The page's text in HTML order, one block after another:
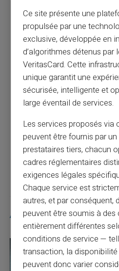
Fichage Banque de
pour continuer à payer
Article précédent
Peut-on utiliser une
des
Articles similaires
Ce site présente une
propulsée par une
exclusive, développée en
d’algorithmes détenus par
VeritasCard. Cette
unique garantit une
sécurisée, intelligente et
large éventail de services.
Les services proposés via
peuvent être fournis par
prestataires tiers, chacun
cadres réglementaires
exigences légales
Chaque service est
autres, et par conséquent,
peuvent être soumis à
entièrement différentes
conditions de service —
transaction, la
peuvent donc varier